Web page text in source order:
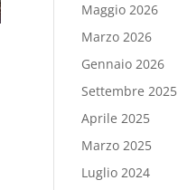
Maggio 2026
Marzo 2026
Gennaio 2026
Settembre 2025
Aprile 2025
Marzo 2025
Luglio 2024